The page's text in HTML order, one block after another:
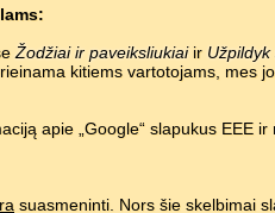
Žodžiai ir paveiksliukiaiir
kitiems vartotojams, mes
apie „Google“ slapukus EEE
suasmeninti. Nors šie skelbimai
teisės saugomos.